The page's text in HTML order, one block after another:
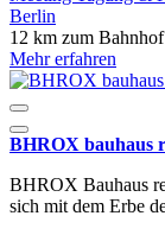
Berlin
12 km zum Bahnhof
Mehr erfahren
BHROX bauhaus
BHROX Bauhaus
sich mit dem Erbe